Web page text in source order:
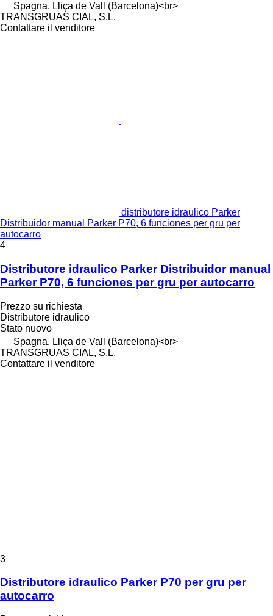
Spagna, Lliça de Vall (Barcelona)<br>
TRANSGRUAS CIAL, S.L.
Contattare il venditore
distributore idraulico Parker
Distribuidor manual Parker P70, 6 funciones per gru per
autocarro
4
Distributore idraulico Parker Distribuidor manual
Parker P70, 6 funciones per gru per autocarro
Prezzo su richiesta
Distributore idraulico
Stato nuovo
Spagna, Lliça de Vall (Barcelona)<br>
TRANSGRUAS CIAL, S.L.
Contattare il venditore
3
Distributore idraulico Parker P70 per gru per
autocarro